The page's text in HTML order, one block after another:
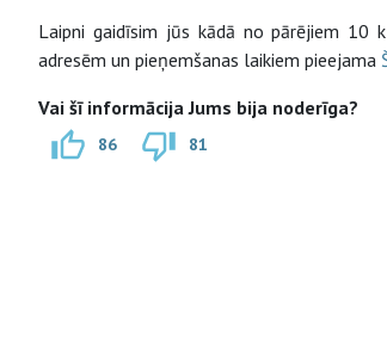
Laipni gaidīsim jūs kādā no pārējiem 10
adresēm un pieņemšanas laikiem pieejama
Vai šī informācija Jums bija noderīga?
86 81